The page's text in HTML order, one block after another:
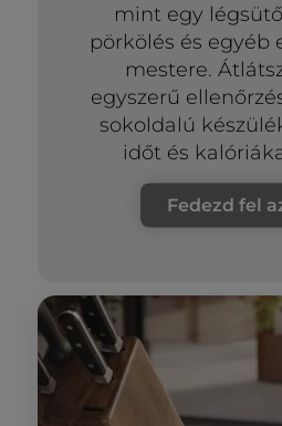
mint egy
pörkölés és egyéb
mestere.
egyszerű
sokoldalú
időt és
Fedezd fel